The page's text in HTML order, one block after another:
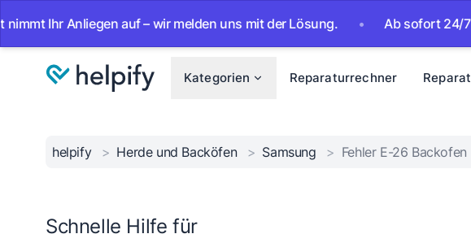
Anliegen auf – wir melden uns mit der Lösung. • Ab sofort 24/7
Kategorien Reparaturrechner
helpify > Herde und Backöfen > Samsung > Fehler E-26 Backofen
Schnelle Hilfe für